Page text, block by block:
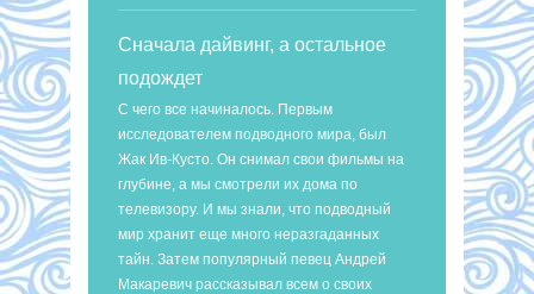
Сначала дайвинг, а остальное
подождет
С чего все начиналось. Первым
исследователем подводного мира, был
Жак Ив-Кусто. Он снимал свои фильмы на
глубине, а мы смотрели их дома по
телевизору. И мы знали, что подводный
мир хранит еще много неразгаданных
тайн. Затем популярный певец Андрей
Макаревич рассказывал всем о своих